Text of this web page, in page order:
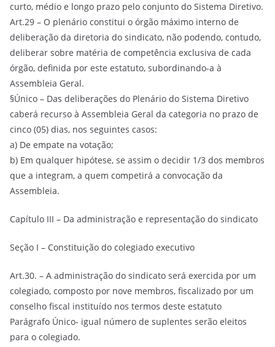
curto, médio e longo prazo pelo conjunto do Sistema Diretivo.
Art.29 – O plenário constitui o órgão máximo interno de
deliberação da diretoria do sindicato, não podendo, contudo,
deliberar sobre matéria de competência exclusiva de cada
órgão, definida por este estatuto, subordinando-a à
Assembleia Geral.
§Único – Das deliberações do Plenário do Sistema Diretivo
caberá recurso à Assembleia Geral da categoria no prazo de
cinco (05) dias, nos seguintes casos:
a) De empate na votação;
b) Em qualquer hipótese, se assim o decidir 1/3 dos membros
que a integram, a quem competirá a convocação da
Assembleia.
Capítulo III – Da administração e representação do sindicato
Seção I – Constituição do colegiado executivo
Art.30. – A administração do sindicato será exercida por um
colegiado, composto por nove membros, fiscalizado por um
conselho fiscal instituído nos termos deste estatuto
Parágrafo Único- igual número de suplentes serão eleitos
para o colegiado.